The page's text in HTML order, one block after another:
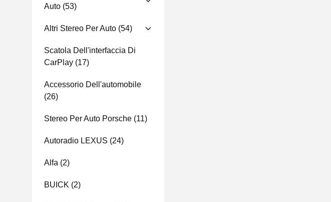
Auto (53)
Altri Stereo Per Auto (54)
Scatola Dell'interfaccia Di
CarPlay (17)
Accessorio Dell'automobile
(26)
Stereo Per Auto Porsche (11)
Autoradio LEXUS (24)
Alfa (2)
BUICK (2)